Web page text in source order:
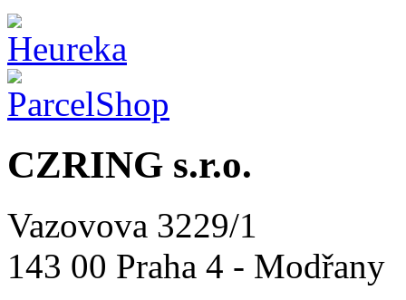
CZRING s.r.o.
Vazovova 3229/1
143 00 Praha 4 - Modřany